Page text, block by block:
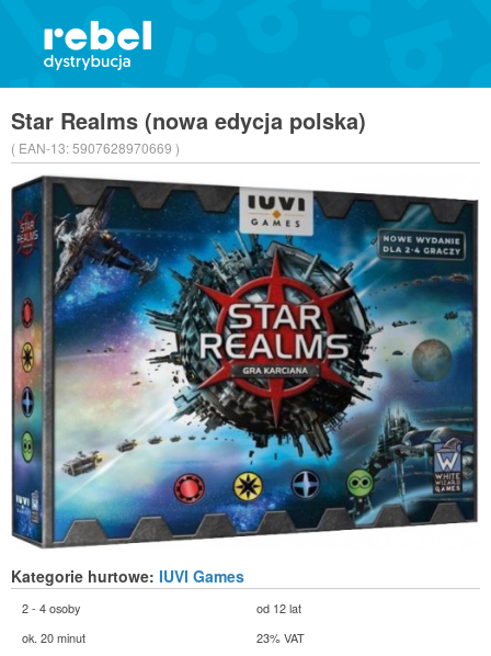
Star Realms (nowa edycja polska)
( EAN-13:5907628970669 )
Kategorie hurtowe: IUVI Games
2 - 4 osoby
od 12 lat
ok. 20 minut
23% VAT